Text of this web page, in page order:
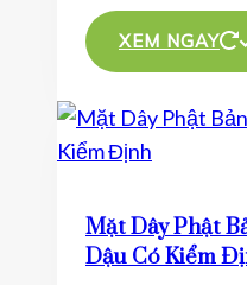
XEM NGAY
Mặt Dây Phật
Dậu Có Kiểm